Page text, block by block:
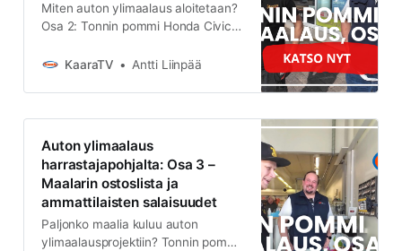
Miten auton ylimaalaus aloitetaan?
Osa 2: Tonnin pommi Honda Civic
Lue vinkit spraymaalin poistoon,
liuotinohenteinen maali on
harrastajalle paras valinta. Katso
KaaraTV Antti Liinpää
Auton ylimaalaus
harrastajapohjalta: Osa 3 –
Maalarin ostoslista ja
ammattilaisten salaisuudet
Paljonko maalia kuluu auton
ylimaalausprojektiin? Tonnin pommi